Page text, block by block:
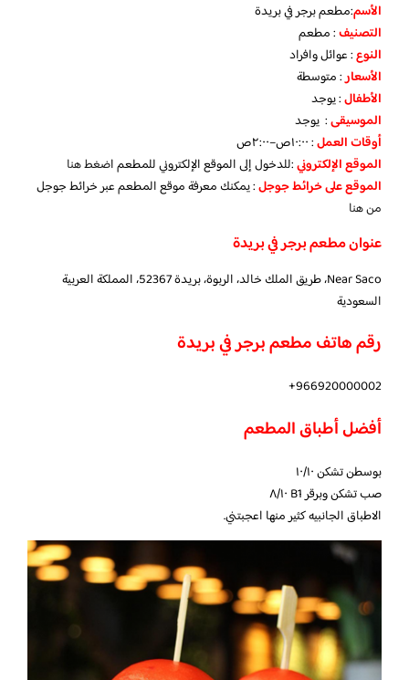
الأسم:مطعم برجر في بريدة
التصنيف: مطعم
النوع: عوائل وافراد
الأسعار: متوسطة
الأطفال: يوجد
الموسيقى: يوجد
أوقات العمل: ١٠:٠٠ص–٢:٠٠ص
الموقع الإلكتروني:للدخول إلى الموقع الإلكتروني للمطعم اضغط هنا
الموقع على خرائط جوجل: يمكنك معرفة موقع المطعم عبر خرائط جوجل
من هنا
عنوان مطعم برجر في بريدة
Near Saco، طريق الملك خالد، الربوة، بريدة 52367، المملكة العربية
السعودية
رقم هاتف مطعم برجر في بريدة
966920000002+
أفضل أطباق المطعم
بوسطن تشكن ١٠/١٠
صب تشكن وبرقر B1 ٨/١٠
الاطباق الجانبيه كثير منها اعجبتني.